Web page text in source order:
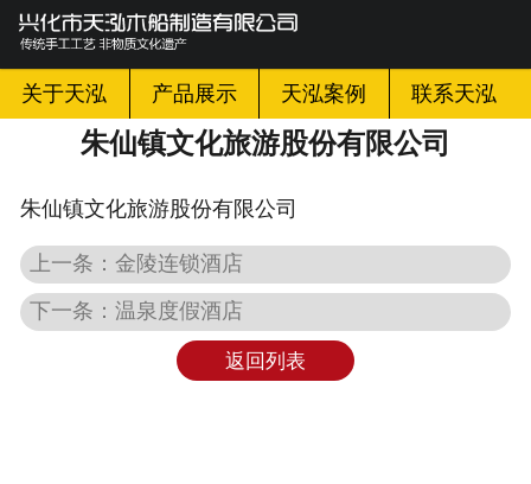
关于天泓
产品展示
天泓百科
关于天泓 产品展示 天泓案例 联系天泓
朱仙镇文化旅游股份有限公司
朱仙镇文化旅游股份有限公司
上一条：金陵连锁酒店
下一条：温泉度假酒店
返回列表